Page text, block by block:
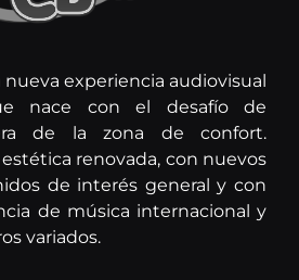
nueva experiencia audiovisual
nace con el desafío de
de la zona de confort.
renovada, con nuevos
de interés general y con
de música internacional y
variados.